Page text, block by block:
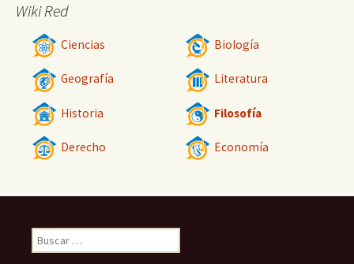
Wiki Red
Ciencias Biología
Geografía Literatura
Historia Filosofía
Derecho Economía
Buscar: